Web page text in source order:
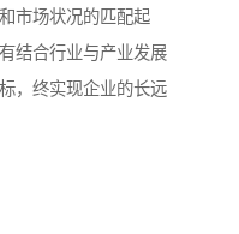
市场状况的匹配起
结合行业与产业发展
，终实现企业的长远